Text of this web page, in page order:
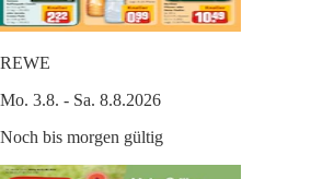
REWE
Mo. 3.8. - Sa. 8.8.2026
Noch bis morgen gültig